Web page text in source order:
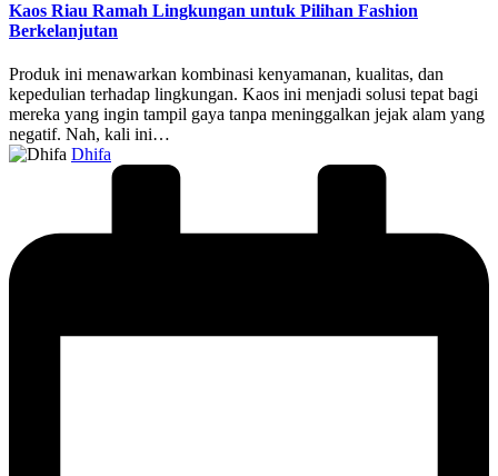
Kaos Riau Ramah Lingkungan untuk Pilihan Fashion
Berkelanjutan
Produk ini menawarkan kombinasi kenyamanan, kualitas, dan
kepedulian terhadap lingkungan. Kaos ini menjadi solusi tepat bagi
mereka yang ingin tampil gaya tanpa meninggalkan jejak alam yang
negatif. Nah, kali ini…
Posted
Dhifa